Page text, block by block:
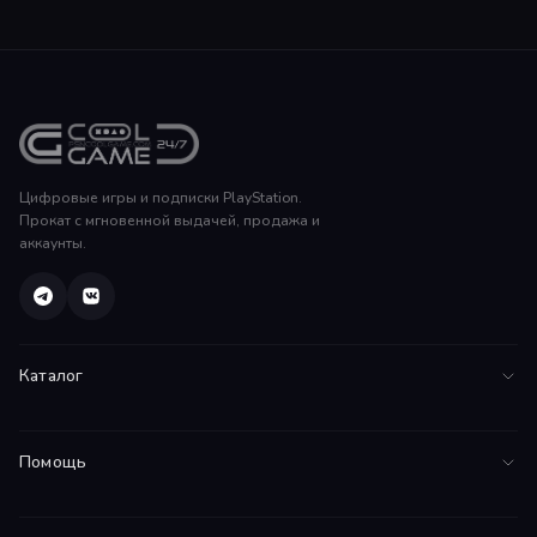
Цифровые игры и подписки PlayStation.
Прокат с мгновенной выдачей, продажа и
аккаунты.
Каталог
Помощь